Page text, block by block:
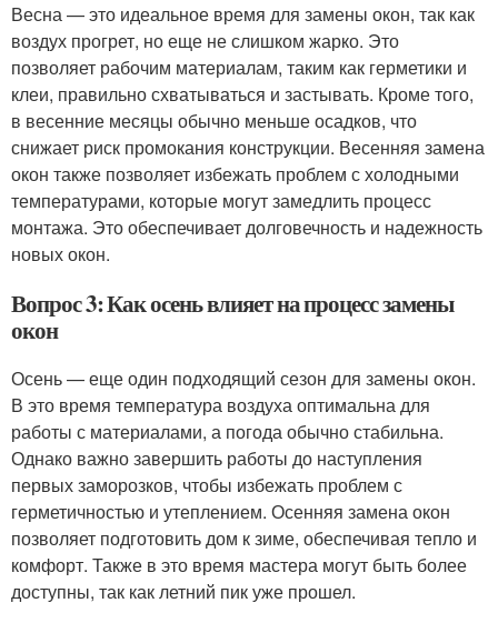
Весна — это идеальное время для замены окон, так как
воздух прогрет, но еще не слишком жарко. Это
позволяет рабочим материалам, таким как герметики и
клеи, правильно схватываться и застывать. Кроме того,
в весенние месяцы обычно меньше осадков, что
снижает риск промокания конструкции. Весенняя замена
окон также позволяет избежать проблем с холодными
температурами, которые могут замедлить процесс
монтажа. Это обеспечивает долговечность и надежность
новых окон.
Вопрос 3: Как осень влияет на процесс замены
окон
Осень — еще один подходящий сезон для замены окон.
В это время температура воздуха оптимальна для
работы с материалами, а погода обычно стабильна.
Однако важно завершить работы до наступления
первых заморозков, чтобы избежать проблем с
герметичностью и утеплением. Осенняя замена окон
позволяет подготовить дом к зиме, обеспечивая тепло и
комфорт. Также в это время мастера могут быть более
доступны, так как летний пик уже прошел.